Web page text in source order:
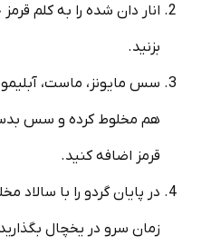
انار دان شده را به کلم
بزنید.
سس مایونز، ماست،
هم مخلوط کرده و سس بدست
قرمز اضافه کنید.
در پایان گردو را با سالاد
زمان سرو در یخچال